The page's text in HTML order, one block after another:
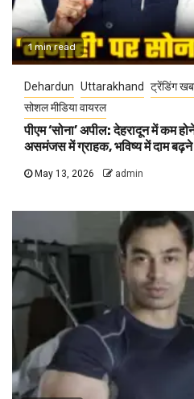
1 min read
Dehardun Uttarakhand ट्रेंडिंग
सोशल मीडिया वायरल
पीएम ‘सोना’ अपील: देहरादून में कम
असमंजस में ग्राहक, भविष्य में दाम
May 13, 2026 admin